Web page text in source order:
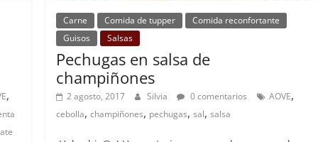
,
Carne Comida de tupper
Comida reconfortante
Guisos
Salsas
Pechugas en salsa de
champiñones
2 agosto, 2017 Silvia 0 comentarios AOVE,
cebolla,champiñones, pechugas,sal,salsa